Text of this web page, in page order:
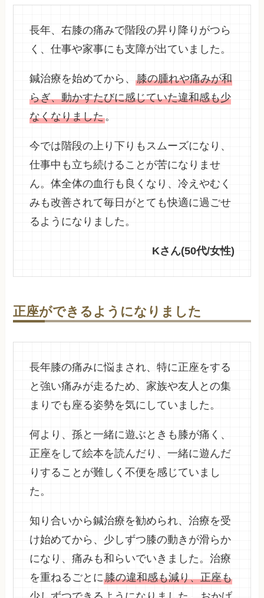
長年、右膝の痛みで階段の昇り降りがつら
く、仕事や家事にも支障が出ていました。
鍼治療を始めてから、膝の腫れや痛みが和
らぎ、動かすたびに感じていた違和感も少
なくなりました。
今では階段の上り下りもスムーズになり、
仕事中も立ち続けることが苦になりませ
ん。体全体の血行も良くなり、冷えやむく
みも改善されて毎日がとても快適に過ごせ
るようになりました。
Kさん(50代/女性)
正座ができるようになりました
長年膝の痛みに悩まされ、特に正座をする
と強い痛みが走るため、家族や友人との集
まりでも座る姿勢を気にしていました。
何より、孫と一緒に遊ぶときも膝が痛く、
正座をして絵本を読んだり、一緒に遊んだ
りすることが難しく不便を感じていまし
た。
知り合いから鍼治療を勧められ、治療を受
け始めてから、少しずつ膝の動きが滑らか
になり、痛みも和らいでいきました。治療
を重ねるごとに膝の違和感も減り、正座も